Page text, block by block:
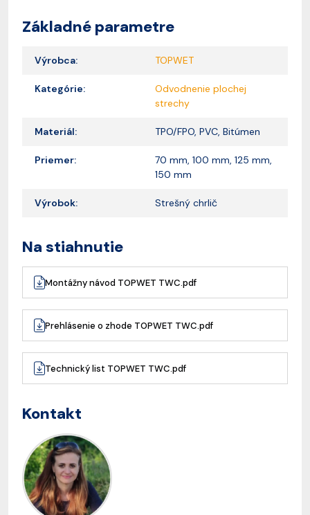
Základné parametre
Výrobca: TOPWET
Kategórie:
Odvodnenie plochej
strechy
Materiál: TPO/FPO, PVC, Bitúmen
Priemer:
70 mm, 100 mm, 125 mm,
150 mm
Výrobok: Strešný chrlič
Na stiahnutie
Montážny návod TOPWET TWC.pdf
Prehlásenie o zhode TOPWET TWC.pdf
Technický list TOPWET TWC.pdf
Kontakt